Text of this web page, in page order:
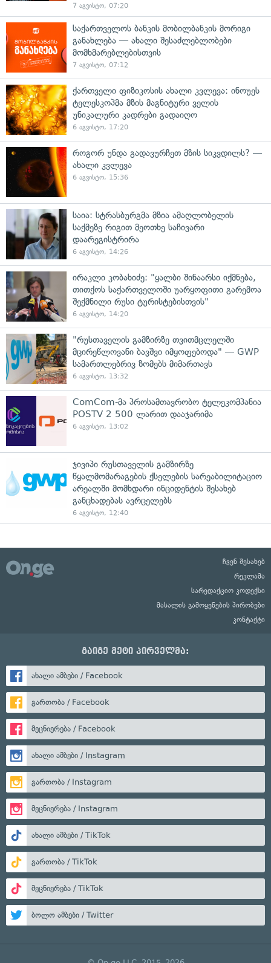
7 აგვისტო, 07:20
საქართველოს ბანკის მობილბანკის მორიგი
განახლება — ახალი შესაძლებლობები
მომხმარებლებისთვის
7 აგვისტო, 07:12
ქართველი ფიზიკოსის ახალი კვლევა: ინოუეს
ტელესკოპმა მზის მაგნიტური ველის
უნიკალური კადრები გადაიღო
6 აგვისტო, 17:20
როგორ უნდა გადავურჩეთ მზის სიკვდილს? —
ახალი კვლევა
6 აგვისტო, 15:36
საია: სტრასბურგმა მზია ამაღლობელის
საქმეზე რიგით მეოთხე საჩივარი
დაარეგისტრირა
6 აგვისტო, 14:26
ირაკლი კობახიძე: "ყალბი შინაარსი იქმნება,
თითქოს საქართველოში უარყოფითი გარემოა
შექმნილი რუსი ტურისტებისთვის"
6 აგვისტო, 14:20
"რუსთაველის გამზირზე თვითმცლელში
მცირეწლოვანი ბავშვი იმყოფებოდა" — GWP
სამართლებრივ ზომებს მიმართავს
6 აგვისტო, 13:32
ComCom-მა პროსამთავრობო ტელეკომპანია
POSTV 2 500 ლარით დააჯარიმა
6 აგვისტო, 13:02
ჯივიპი რუსთაველის გამზირზე
წყალმომარაგების ქსელების სარეაბილიტაციო
არეალში მომხდარი ინციდენტის შესახებ
განცხადებას ავრცელებს
6 აგვისტო, 12:40
ჩვენ შესახებ
რეკლამა
სარედაქციო კოდექსი
მასალის გამოყენების პირობები
კონტაქტი
გაიგე მეტი პირველმა:
ახალი ამბები / Facebook
გართობა / Facebook
მეცნიერება / Facebook
ახალი ამბები / Instagram
გართობა / Instagram
მეცნიერება / Instagram
ახალი ამბები / TikTok
გართობა / TikTok
მეცნიერება / TikTok
ბოლო ამბები / Twitter